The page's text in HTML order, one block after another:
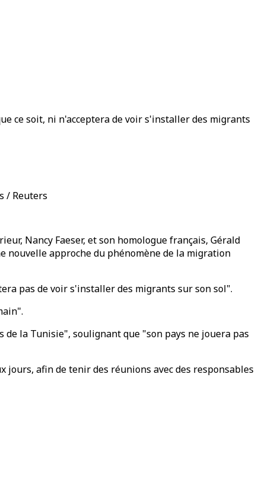
ce soit, ni n'acceptera de voir s'installer des migrants
/ Reuters
Nancy Faeser, et son homologue français, Gérald
nouvelle approche du phénomène de la migration
pas de voir s'installer des migrants sur son sol".
la Tunisie", soulignant que "son pays ne jouera pas
afin de tenir des réunions avec des responsables